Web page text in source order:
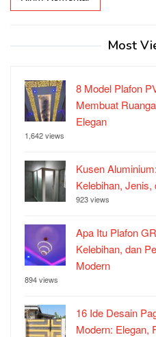
Most
8 Model Plafon
Membuat
Elegan
1,642 views
Kusen
Kelebihan,
923 views
Apa Itu Plafon
Kelebihan, dan
Modern
894 views
16 Ide Desain
Modern: Elegan,